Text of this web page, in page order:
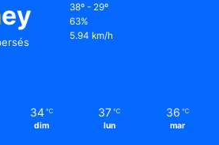
38º - 29º
63%
5.94 km/h
34 ℃
dim
37 ℃
lun
36 ℃
mar